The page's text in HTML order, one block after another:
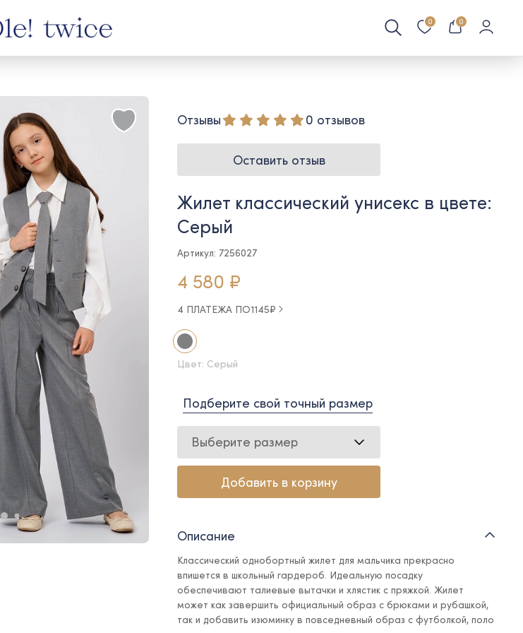
0 0
Отзывы 0 отзывов
Оставить отзыв
Жилет классический унисекс в цвете:
Серый
Артикул: 7256027
4 580 ₽
4 ПЛАТЕЖА ПО1145₽
Цвет: Серый
Подберите свой точный размер
Выберите размер
Добавить в корзину
Описание
Классический однобортный жилет для мальчика прекрасно
впишется в школьный гардероб. Идеальную посадку
обеспечивают талиевые вытачки и хлястик с пряжкой. Жилет
может как завершить официальный образ с брюками и рубашкой,
так и добавить изюминку в повседневный образ с футболкой, поло